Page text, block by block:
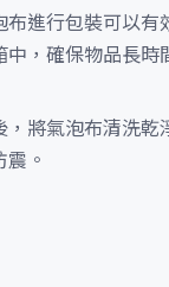
進行包裝可以有
，確保物品長時
將氣泡布清洗乾
。